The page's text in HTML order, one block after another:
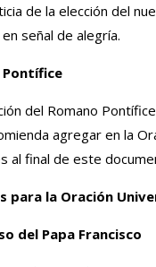
de la elección del
señal de alegría.
Pontífice
del Romano
agregar en la
al final de este
para la Oración
del Papa Francisco